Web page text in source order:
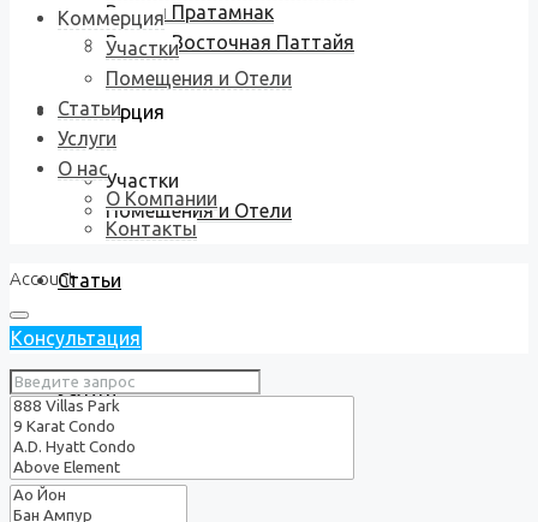
Виллы Пратамнак
Виллы Восточная Паттайя
Коммерция
Участки
Помещения и Отели
Статьи
Услуги
О нас
Коммерция
Участки
Помещения и Отели
Статьи
Услуги
О нас
О Компании
Контакты
Account
Консультация